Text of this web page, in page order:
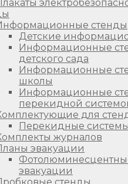
стенды
Детские
Информационные
детского сада
Информационные
школы
Информационные
перекидной
для
Перекидные системы
журналов
эвакуации
эвакуации